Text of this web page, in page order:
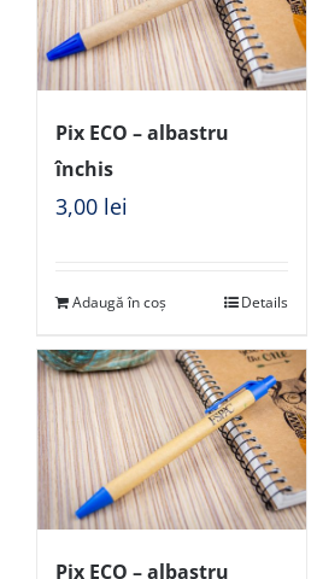
Pix ECO – albastru
închis
3,00 lei
Adaugă în coș Details
Pix ECO – albastru